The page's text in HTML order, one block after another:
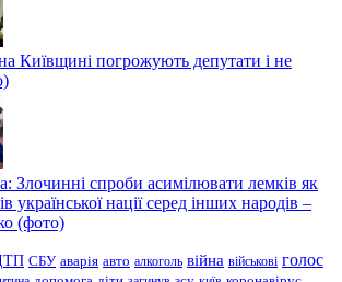
Київщині погрожують депутати і не
Злочинні спроби асимілювати лемків як
української нації серед інших народів –
(фото)
СБУ аварія авто алкоголь війна військові голос